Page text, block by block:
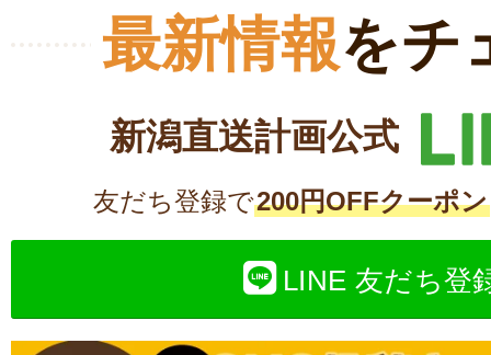
最新情報をチ
新潟直送計画公式
友だち登録で200円OFFクーポン
LINE 友だち登